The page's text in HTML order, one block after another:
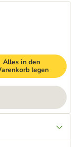
Alles in den
legen